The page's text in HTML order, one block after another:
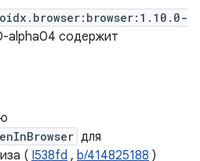
alpha04 содержит
для
( I538fd , b/414825188 )